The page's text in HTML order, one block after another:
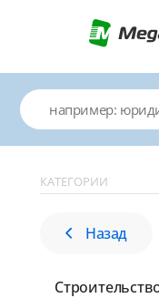
КАТЕГОРИИ
Назад